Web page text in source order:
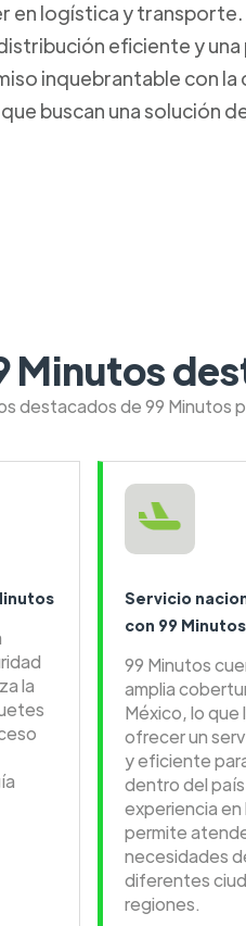
en logística y
eficiente y
inquebrantable con
buscan una solución
Minutos
destacados de 99
la
Servicio
con 99 Minutos
99 Minutos
amplia
México, lo que
ofrecer un
y eficiente
dentro del
experiencia
permite
necesidades
diferentes
regiones.